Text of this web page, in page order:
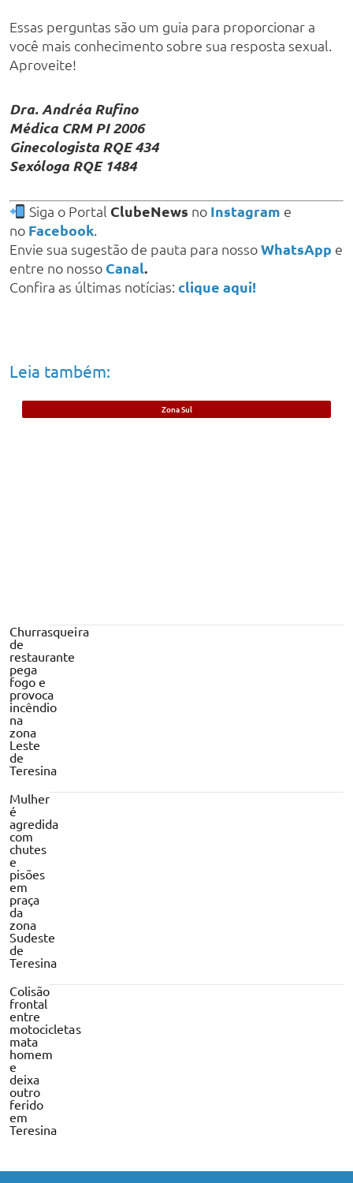
Essas perguntas são um guia para proporcionar a
você mais conhecimento sobre sua resposta sexual.
Aproveite!
Dra. Andréa Rufino
Médica CRM PI 2006
Ginecologista RQE 434
Sexóloga RQE 1484
Siga o Portal ClubeNews no Instagram e
no Facebook.
Envie sua sugestão de pauta para nossoWhatsApp e
entre no nosso Canal.
Confira as últimas notícias: clique aqui!
Leia também:
Zona Sul
Churrasqueira
de
restaurante
pega
fogo e
provoca
incêndio
na
zona
Leste
de
Teresina
Mulher
é
agredida
com
chutes
e
pisões
em
praça
da
zona
Sudeste
de
Teresina
Colisão
frontal
entre
motocicletas
mata
homem
e
deixa
outro
ferido
em
Teresina